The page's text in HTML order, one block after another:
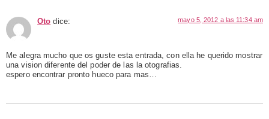
Oto dice: mayo 5, 2012 a las 11:34 am
Me alegra mucho que os guste esta entrada, con ella he querido mostrar
una vision diferente del poder de las la otografias.
espero encontrar pronto hueco para mas…